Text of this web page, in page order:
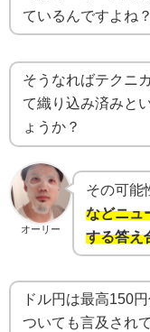
ているんですよね？
そうなればテクニ
て織り込み済みと
ょうか？
オーリー
その可能
などニュ
する答え
ドル円は最高150
ついても言及され